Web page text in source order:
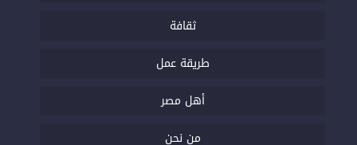
ثقافة
طريقة عمل
أهل مصر
من نحن